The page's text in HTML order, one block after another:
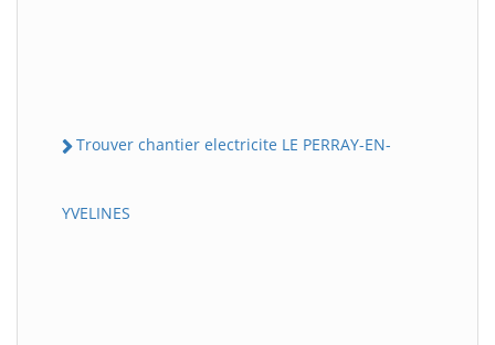
Trouver chantier electricite LE PERRAY-EN-
YVELINES